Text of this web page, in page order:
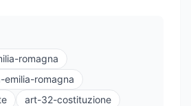
romagna
romagna
art-32-costituzione